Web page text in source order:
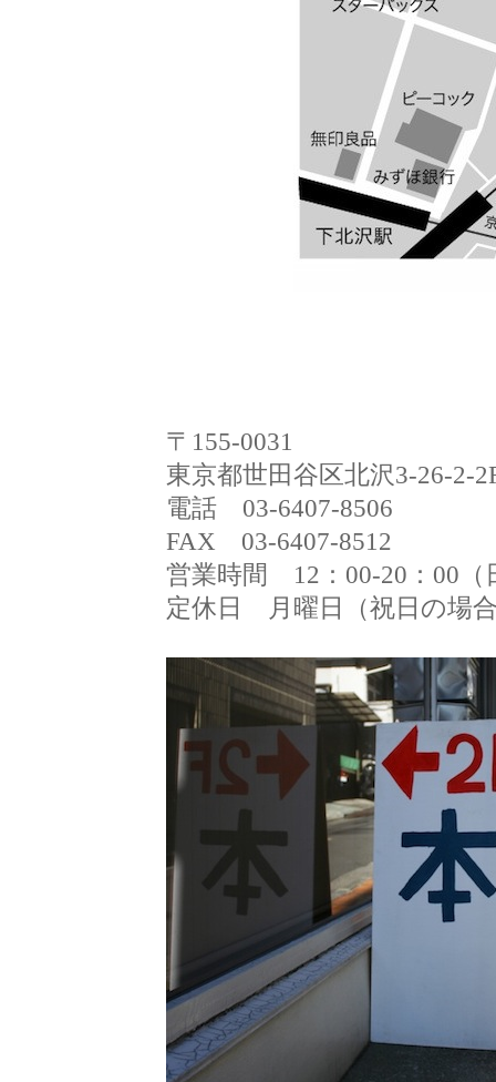
〒155-0031
東京都世田谷区北沢3-26-2-
電話 03-6407-8506
FAX 03-6407-8512
営業時間 12：00-20：00（
定休日 月曜日（祝日の場